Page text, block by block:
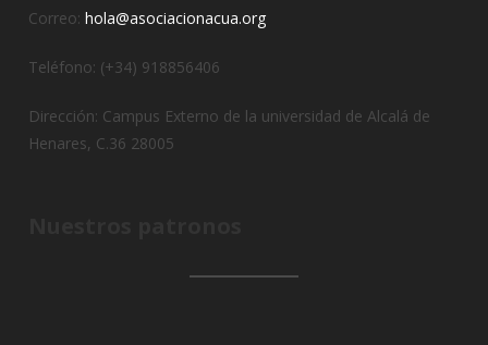
Correo:hola@asociacionacua.org
Teléfono: (+34) 918856406
Dirección: Campus Externo de la universidad de Alcalá de
Henares, C.36 28005